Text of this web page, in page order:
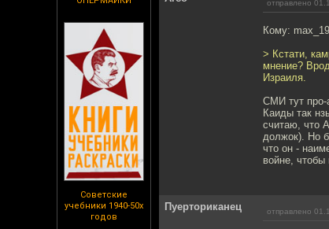
Советские
учебники 1940-50х
годов
отправлено
Кому:
> Кстати,
мнение?
Израиля.
СМИ тут про-
Каиды так
считаю, что
должок). Но
что он -
войне,
Пуерториканец отправлено